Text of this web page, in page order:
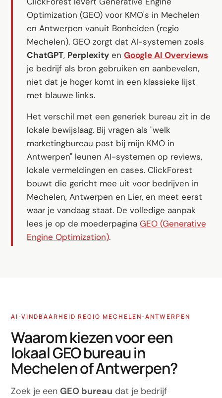
Software op maat
Opleiding
Website ontwikkeling
Razendsnel met Astro
Audits
Website
SEO
GEO
Ads
Optimization (GEO) voor KMO's in Mechelen
en Antwerpen vanuit Bonheiden (regio
Mechelen). GEO zorgt dat AI-systemen zoals
ChatGPT, Perplexity en Google AI Overviews
je bedrijf als bron gebruiken en aanbevelen,
niet dat je hoger komt in een klassieke lijst
met blauwe links.
Het verschil met een generiek bureau zit in de
lokale bewijslaag. Bij vragen als "welk
marketingbureau past bij mijn KMO in
Antwerpen" leunen AI-systemen op reviews,
lokale vermeldingen en cases. ClickForest
bouwt die gericht mee uit voor bedrijven in
Mechelen, Antwerpen en Lier, en meet eerst
waar je vandaag staat. De volledige aanpak
lees je op de moederpagina GEO (Generative
Engine Optimization).
AI-VINDBAARHEID REGIO MECHELEN-ANTWERPEN
Waarom kiezen voor een
lokaal GEO bureau in
Mechelen of Antwerpen?
Zoek je een GEO bureau dat je bedrijf